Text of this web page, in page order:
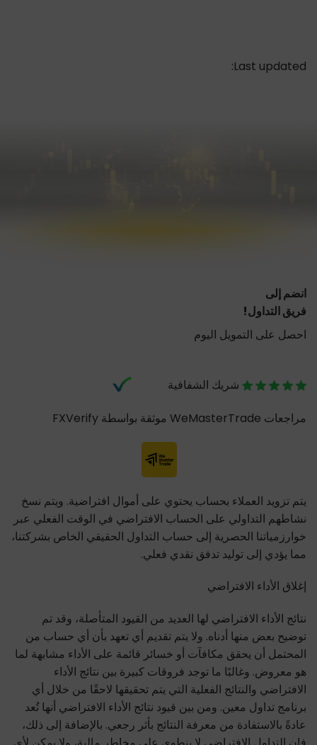
Last updated:
انضم إلى
فريق التداول!
احصل على التمويل اليوم
شريك الشفافية
مراجعات WeMasterTrade موثقة بواسطة FXVerify
يتم تزويد العملاء بحساب يحتوي على أموال افتراضية. ويتم نسخ
نشاطهم التداولي على الحساب الافتراضي في الوقت الفعلي عبر
خوارزمياتنا الحصرية إلى حساب التداول الحقيقي الخاص بشركتنا،
مما يؤدي إلى توليد تدفق نقدي فعلي.
إغلاق الأداء الافتراضي
نتائج الأداء الافتراضي لها العديد من القيود المتأصلة، وقد تم
توضيح بعض منها أدناه. ولا يتم تقديم أي تعهد بأن أي حساب من
المحتمل أن يحقق مكافآت أو خسائر قائمة على الأداء مشابهة لما
هو معروض. وغالبًا ما توجد فروقات كبيرة بين نتائج الأداء
الافتراضي والنتائج الفعلية التي يتم تحقيقها لاحقًا من خلال أي
برنامج تداول معين. ومن بين قيود نتائج الأداء الافتراضي أنها تُعد
عادةً بالاستفادة من معرفة النتائج بأثر رجعي. بالإضافة إلى ذلك،